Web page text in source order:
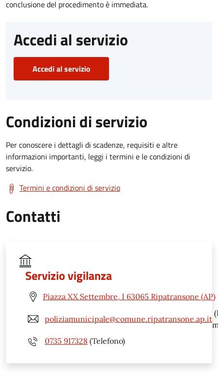
conclusione del procedimento è immediata.
Accedi al servizio
Accedi al servizio
Condizioni di servizio
Per conoscere i dettagli di scadenze, requisiti e altre
informazioni importanti, leggi i termini e le condizioni di
servizio.
Termini e condizioni di servizio
Contatti
Servizio vigilanza
Piazza XX Settembre, 1 63065 Ripatransone (AP)
poliziamunicipale@comune.ripatransone.ap.it
0735 917328 (Telefono)